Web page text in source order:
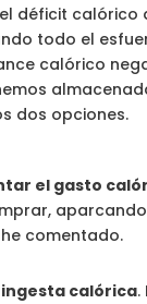
déficit
todo el
calórico
dos opciones.
el gasto
comentado.
calórica.